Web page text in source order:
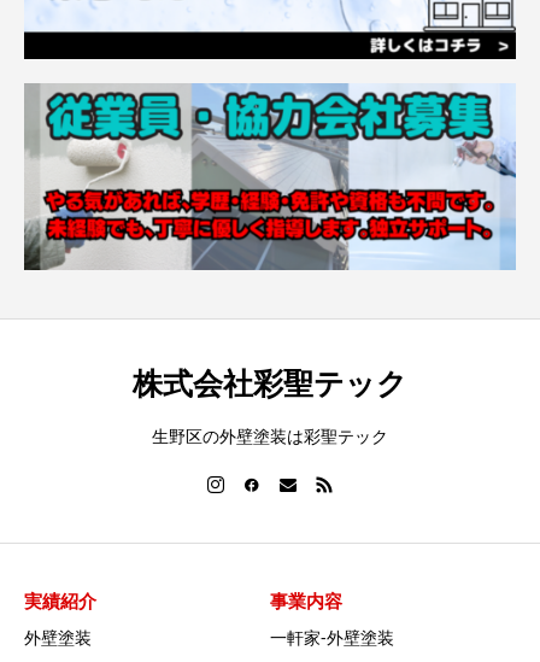
株式会社彩聖テック
生野区の外壁塗装は彩聖テック
実績紹介
外壁塗装
事業内容
一軒家‐外壁塗装